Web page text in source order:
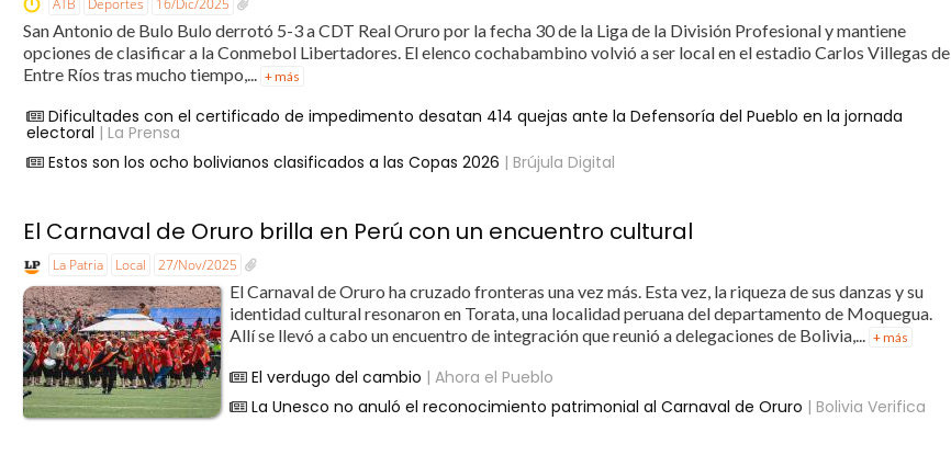
San Antonio de Bulo Bulo derrotó 5-3 a CDT Real Oruro por la fecha 30 de la Liga de la División Profesional y mantiene
opciones de clasificar a la Conmebol Libertadores. El elenco cochabambino volvió a ser local en el estadio Carlos Villegas de
Entre Ríos tras mucho tiempo,...
+ más
Dificultades con el certificado de impedimento desatan 414 quejas ante la Defensoría del Pueblo en la jornada
electoral | La Prensa
Estos son los ocho bolivianos clasificados a las Copas 2026 | Brújula Digital
El Carnaval de Oruro brilla en Perú con un encuentro cultural
La Patria Local 27/Nov/2025
El Carnaval de Oruro ha cruzado fronteras una vez más. Esta vez, la riqueza de sus danzas y su
identidad cultural resonaron en Torata, una localidad peruana del departamento de Moquegua.
Allí se llevó a cabo un encuentro de integración que reunió a delegaciones de Bolivia,... + más
El verdugo del cambio | Ahora el Pueblo
La Unesco no anuló el reconocimiento patrimonial al Carnaval de Oruro | Bolivia Verifica